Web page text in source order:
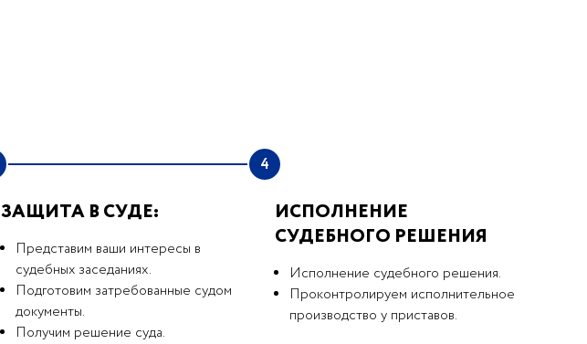
ЗАЩИТА В СУДЕ:
Представим ваши интересы в
судебных заседаниях.
Подготовим затребованные судом
документы.
Получим решение суда.
4
ИСПОЛНЕНИЕ
СУДЕБНОГО РЕШЕНИЯ
Исполнение судебного решения.
Проконтролируем исполнительное
производство у приставов.